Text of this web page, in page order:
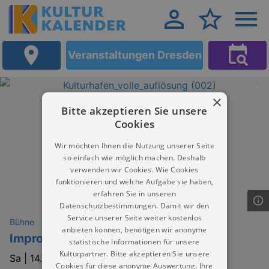
Veranstaltungen Dresden
Bühne
Impro-Saga
Sa | 14.11.2026 | 19:30
×
Bitte akzeptieren Sie unsere
Cookies
Wir möchten Ihnen die Nutzung unserer Seite
so einfach wie möglich machen. Deshalb
verwenden wir Cookies. Wie Cookies
funktionieren und welche Aufgabe sie haben,
erfahren Sie in unseren
Datenschutzbestimmungen. Damit wir den
Service unserer Seite weiter kostenlos
anbieten können, benötigen wir anonyme
statistische Informationen für unsere
Kulturpartner. Bitte akzeptieren Sie unsere
Cookies für diese anonyme Auswertung. Ihre